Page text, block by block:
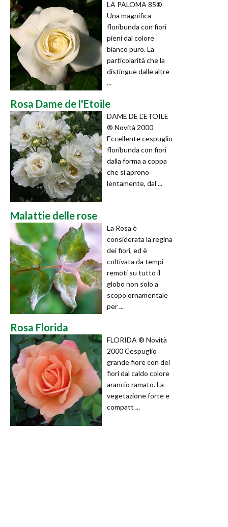
LA PALOMA 85®
Una magnifica
floribunda con fiori
pieni dal colore
bianco puro. La
particolarità che la
distingue dalle altre
...
Rosa Dame de l'Etoile
DAME DE L'ETOILE
® Novità 2000
Eccellente cespuglio
floribunda con fiori
dalla forma a coppa
che si aprono
lentamente, dal ...
Malattie delle rose
La Rosa è
considerata la regina
dei fiori, ed è
coltivata da tempi
remoti su tutto il
globo non solo a
scopo ornamentale
per ...
Rosa Florida
FLORIDA ® Novità
2000 Cespuglio
grande fiore con dei
fiori dal caldo colore
arancio ramato. La
vegetazione forte e
compatt ...